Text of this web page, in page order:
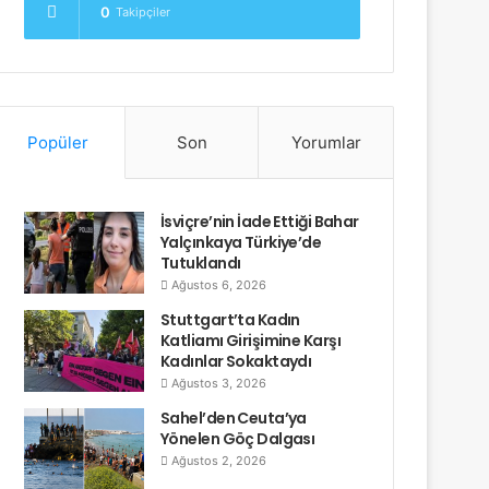
0 Takipçiler
Popüler Son Yorumlar
İsviçre’nin İade Ettiği Bahar
Yalçınkaya Türkiye’de
Tutuklandı
Ağustos 6, 2026
Stuttgart’ta Kadın
Katliamı Girişimine Karşı
Kadınlar Sokaktaydı
Ağustos 3, 2026
Sahel’den Ceuta’ya
Yönelen Göç Dalgası
Ağustos 2, 2026